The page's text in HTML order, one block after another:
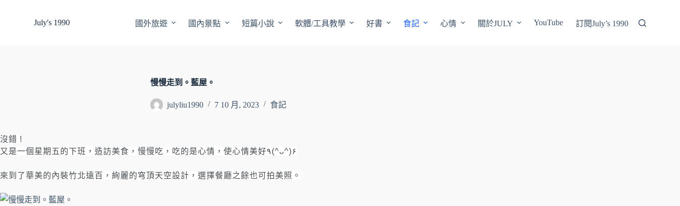
July's 1990 國外旅遊 國內景點 短篇小說 軟體/工具教學 好書 食記 心情 關於JULY YouTube 訂閱July’s 1990
慢慢走到。藍屋。
julyliu1990 7 10 月, 2023 食記
沒錯 !
又是一個星期五的下班，造訪美食，慢慢吃，吃的是心情，使心情美好٩(^ᴗ^)۶
來到了華美的內裝竹北遠百，絢麗的穹頂天空設計，選擇餐廳之餘也可拍美照。